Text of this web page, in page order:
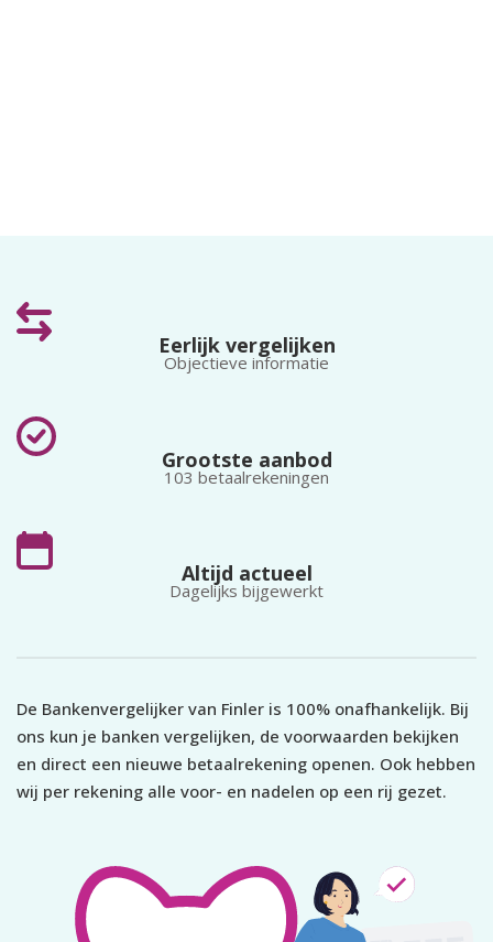
Eerlijk vergelijken
Objectieve informatie
Grootste aanbod
103 betaalrekeningen
Altijd actueel
Dagelijks bijgewerkt
De Bankenvergelijker van Finler is 100% onafhankelijk. Bij
ons kun je banken vergelijken, de voorwaarden bekijken
en direct een nieuwe betaalrekening openen. Ook hebben
wij per rekening alle voor- en nadelen op een rij gezet.